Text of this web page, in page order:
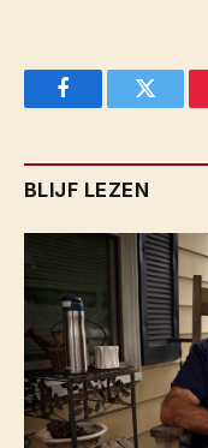
FacebookTwitter
BLIJF LEZEN